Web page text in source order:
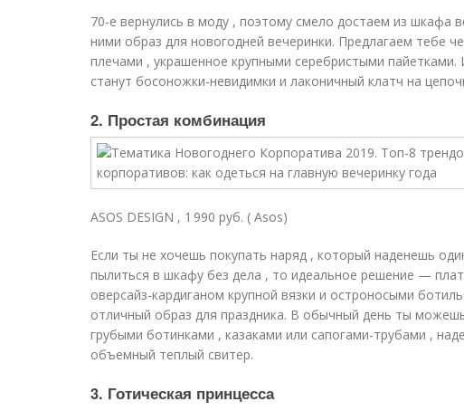
70-е вернулись в моду , поэтому смело достаем из шкафа
ними образ для новогодней вечеринки. Предлагаем тебе
плечами , украшенное крупными серебристыми
станут босоножки-невидимки и лаконичный клатч на
2. Простая комбинация
ASOS DESIGN , 1 990 руб. ( Asos)
Если ты не хочешь покупать наряд , который наденешь
пылиться в шкафу без дела , то идеальное решение —
оверсайз-кардиганом крупной вязки и остроносыми
отличный образ для праздника. В обычный день ты
грубыми ботинками , казаками или сапогами-трубами ,
объемный теплый свитер.
3. Готическая принцесса